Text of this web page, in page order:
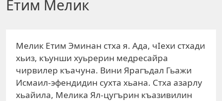
Етим Мелик
Мелик Етим Эминан стха я. Ада, чIехи стхади
хьиз, къунши хуьрерин медресайра
чирвилер къачуна. Вини Ярагъдал Гьажи
Исмаил-эфендидин сухта хьана. Стха азарлу
хьайила, Мелика Ял-цугърин къазивилин